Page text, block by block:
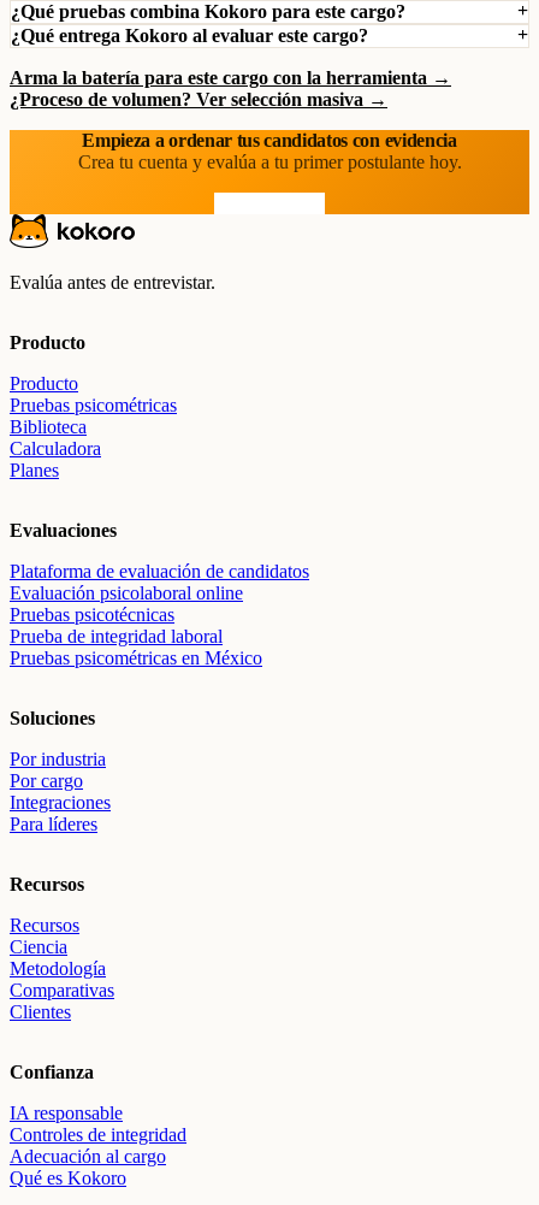
¿Qué pruebas combina Kokoro para este cargo?
¿Qué entrega Kokoro al evaluar este cargo?
Arma la batería para este cargo con la herramienta →
¿Proceso de volumen? Ver selección masiva →
Empieza a ordenar tus candidatos con evidencia
Crea tu cuenta y evalúa a tu primer postulante hoy.
Evalúa antes de entrevistar.
Producto
Producto
Pruebas psicométricas
Biblioteca
Calculadora
Planes
Evaluaciones
Plataforma de evaluación de candidatos
Evaluación psicolaboral online
Pruebas psicotécnicas
Prueba de integridad laboral
Pruebas psicométricas en México
Soluciones
Por industria
Por cargo
Integraciones
Para líderes
Recursos
Recursos
Ciencia
Metodología
Comparativas
Clientes
Confianza
IA responsable
Controles de integridad
Adecuación al cargo
Qué es Kokoro